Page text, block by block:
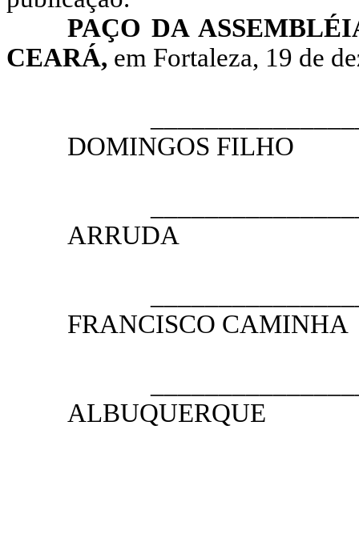
PAÇO DA
CEARÁ, em Fortaleza, 19 de
DOMINGOS FILHO
ARRUDA
FRANCISCO CAMINHA
ALBUQUERQUE